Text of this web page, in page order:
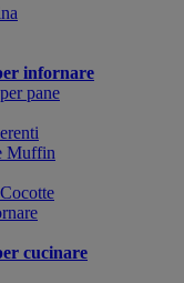
infornare
pane
Muffin
cucinare